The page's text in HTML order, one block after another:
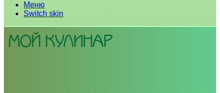
Меню
Switch skin